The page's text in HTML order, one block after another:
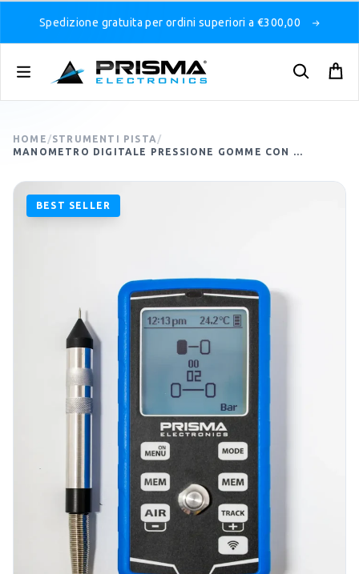
Spedizione gratuita per ordini superiori a €300,00
HOME /STRUMENTI PISTA /
MANOMETRO DIGITALE PRESSIONE GOMME CON ...
BEST SELLER